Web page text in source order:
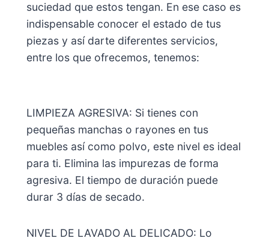
suciedad que estos tengan. En ese caso es
indispensable conocer el estado de tus
piezas y así darte diferentes servicios,
entre los que ofrecemos, tenemos:
LIMPIEZA AGRESIVA: Si tienes con
pequeñas manchas o rayones en tus
muebles así como polvo, este nivel es ideal
para ti. Elimina las impurezas de forma
agresiva. El tiempo de duración puede
durar 3 días de secado.
NIVEL DE LAVADO AL DELICADO: Lo